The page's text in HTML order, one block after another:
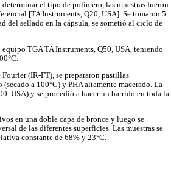
el tipo de polímero, las muestras fueron
[TA Instruments, Q20, USA]. Se tomaron 5
del sellado en la cápsula, se sometió al ciclo de
TGA TA Instruments, Q50, USA, teniendo
(IR-FT), se prepararon pastillas
a 100°C) y PHA altamente macerado. La
USA) y se procedió a hacer un barrido en toda la
en una doble capa de bronce y luego se
de las diferentes superficies. Las muestras se
constante de 68% y 23°C.